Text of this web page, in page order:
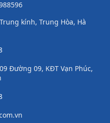
kính, Trung Hòa, Hà
Đường 09, KĐT Vạn Phúc,